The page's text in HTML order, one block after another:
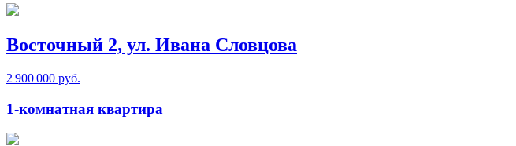
Восточный 2, ул. Ивана Словцова
2 900 000 руб.
1-комнатная квартира